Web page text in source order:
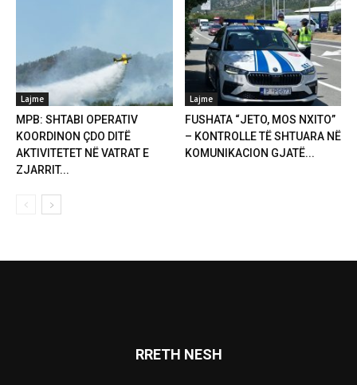
Lajme
MPB: SHTABI OPERATIV
KOORDINON ÇDO DITË
AKTIVITETET NË VATRAT E
ZJARRIT...
Lajme
FUSHATA “JETO, MOS NXITO”
– KONTROLLE TË SHTUARA NË
KOMUNIKACION GJATË...
RRETH NESH